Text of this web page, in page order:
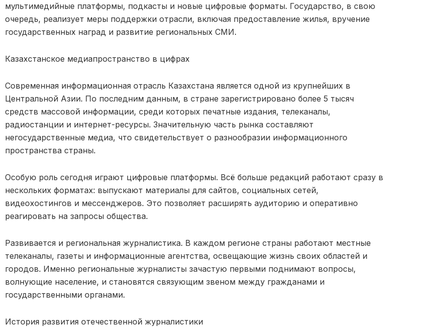
мультимедийные платформы, подкасты и новые цифровые форматы. Государство, в свою
очередь, реализует меры поддержки отрасли, включая предоставление жилья, вручение
государственных наград и развитие региональных СМИ.
Казахстанское медиапространство в цифрах
Современная информационная отрасль Казахстана является одной из крупнейших в
Центральной Азии. По последним данным, в стране зарегистрировано более 5 тысяч
средств массовой информации, среди которых печатные издания, телеканалы,
радиостанции и интернет-ресурсы. Значительную часть рынка составляют
негосударственные медиа, что свидетельствует о разнообразии информационного
пространства страны.
Особую роль сегодня играют цифровые платформы. Всё больше редакций работают сразу в
нескольких форматах: выпускают материалы для сайтов, социальных сетей,
видеохостингов и мессенджеров. Это позволяет расширять аудиторию и оперативно
реагировать на запросы общества.
Развивается и региональная журналистика. В каждом регионе страны работают местные
телеканалы, газеты и информационные агентства, освещающие жизнь своих областей и
городов. Именно региональные журналисты зачастую первыми поднимают вопросы,
волнующие население, и становятся связующим звеном между гражданами и
государственными органами.
История развития отечественной журналистики